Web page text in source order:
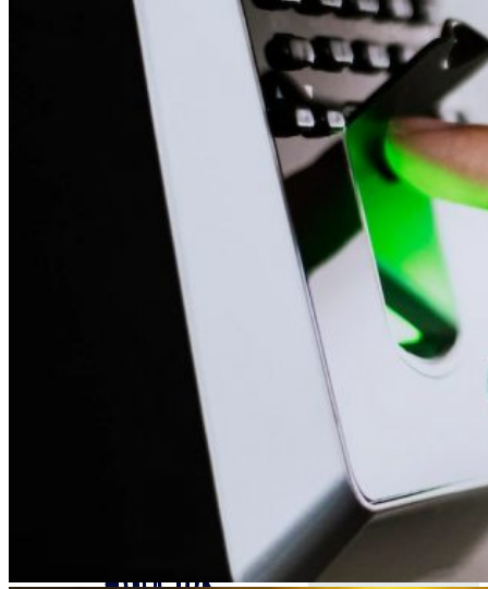
Χαλκίδα
Σέρρες
Βέροια
Καλαμάτα
Καβάλα
Κομοτηνή
ΣΥΧΝΕΣ ΕΡΩΤΗΣΕΙΣ